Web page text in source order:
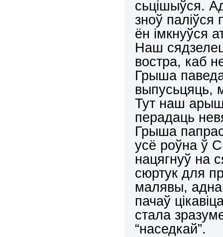
сьцішыўся.
зноў
ён імкнуўся
Наш
востра, каб
Грыша
выпусьцяць,
Тут наш
перадаць
Грыша
усё роўна ў
нацягнуў на
сюртук для
малявы,
пачаў
стала
“наседкай”.